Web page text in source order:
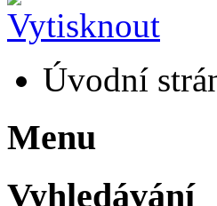
Úvodní
Menu
Vyhledávání